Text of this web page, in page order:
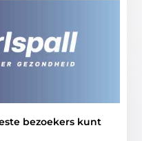
bezoekers kunt